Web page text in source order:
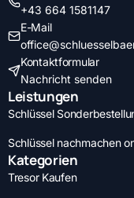
+43 664 1581147
E-Mail
Kontaktformular
Nachricht senden
Leistungen
Schlüssel
Schlüssel nachmachen
Kategorien
Tresor Kaufen